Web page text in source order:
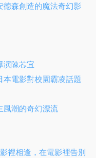
森創造的魔法奇幻影
演陳芯宜
電影對校園霸凌話題
風潮的奇幻漂流
裡相逢，在電影裡告別